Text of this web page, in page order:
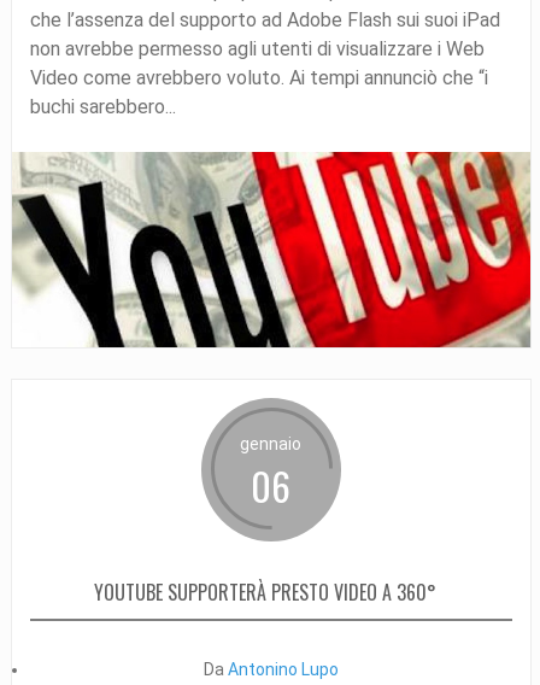
che l’assenza del supporto ad Adobe Flash sui suoi iPad
non avrebbe permesso agli utenti di visualizzare i Web
Video come avrebbero voluto. Ai tempi annunciò che “i
buchi sarebbero...
gennaio
06
YOUTUBE SUPPORTERÀ PRESTO VIDEO A 360°
Da Antonino Lupo